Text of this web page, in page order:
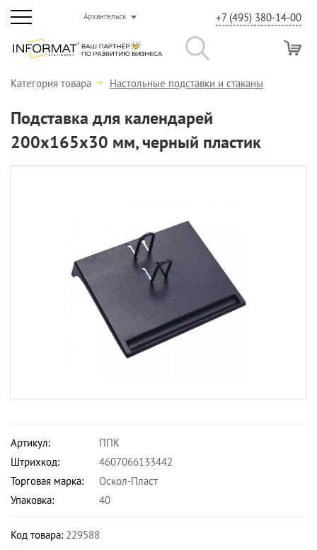
Архангельск +7 (495) 380-14-00
Категория товара Настольные подставки и стаканы
Подставка для календарей
200х165х30 мм, черный пластик
Артикул:
ППК
Штрихкод:
4607066133442
Торговая марка:
Оскол-Пласт
Упаковка:
40
Код товара: 229588